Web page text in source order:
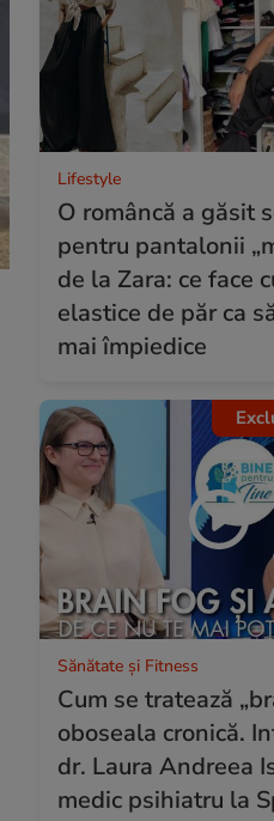
Lifestyle
O româncă a găsit
pentru pantalonii
de la Zara: ce face
elastice de păr ca
mai împiedice
Sănătate și Fitness
Cum se tratează
oboseala cronică.
dr. Laura Andreea
medic psihiatru la